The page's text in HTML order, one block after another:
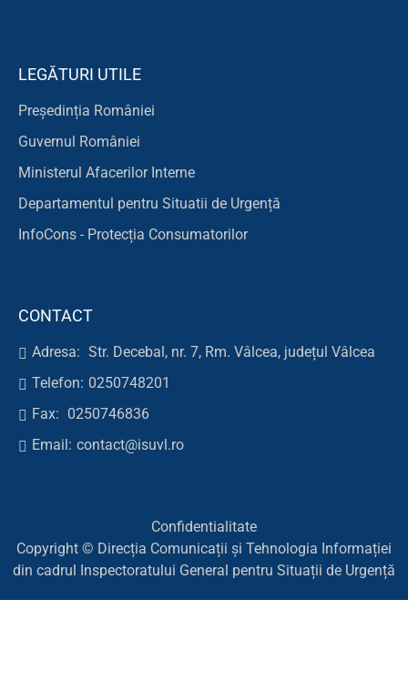
LEGĂTURI UTILE
Președinția României
Guvernul României
Ministerul Afacerilor Interne
Departamentul pentru Situatii de Urgență
InfoCons - Protecția Consumatorilor
CONTACT
Adresa: Str. Decebal, nr. 7, Rm. Vâlcea, județul Vâlcea
Telefon: 0250748201
Fax: 0250746836
Email: contact@isuvl.ro
Confidentialitate
Copyright © Direcția Comunicații și Tehnologia Informației
din cadrul Inspectoratului General pentru Situații de Urgență